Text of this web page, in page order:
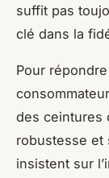
suffit pas
clé dans la
Pour
des ceintures
robustesse et
insistent sur